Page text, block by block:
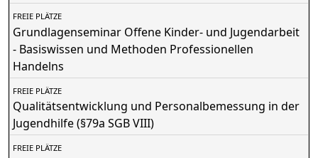
FREIE PLÄTZE
Grundlagenseminar Offene Kinder- und Jugendarbeit
- Basiswissen und Methoden Professionellen
Handelns
FREIE PLÄTZE
Qualitätsentwicklung und Personalbemessung in der
Jugendhilfe (§79a SGB VIII)
FREIE PLÄTZE